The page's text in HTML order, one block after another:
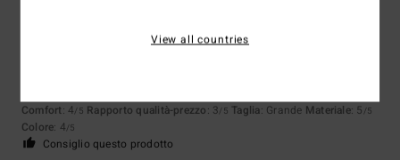
Comfort: 4/5 Rapporto qualità-prezzo: 3/5 Taglia: Grande Materiale: 5 /5
Colore: 4/5
Consiglio questo prodotto
View all countries